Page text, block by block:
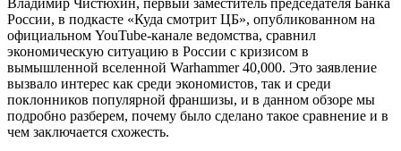
России, в подкасте «Куда смотрит ЦБ», опубликованном на
официальном YouTube-канале ведомства, сравнил
экономическую ситуацию в России с кризисом в
вымышленной вселенной Warhammer 40,000. Это заявление
вызвало интерес как среди экономистов, так и среди
поклонников популярной франшизы, и в данном обзоре мы
подробно разберем, почему было сделано такое сравнение и в
чем заключается схожесть.